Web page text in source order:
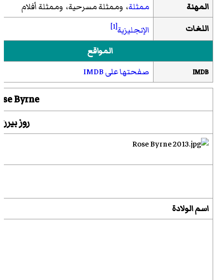
المهنة
ممثلة، وممثلة مسرحية، وممثلة أفلام
اللغات
الإنجليزية[1]
المواقع
IMDB صفحتها على IMDB
Byrne
روز بيرن
اسم الولادة